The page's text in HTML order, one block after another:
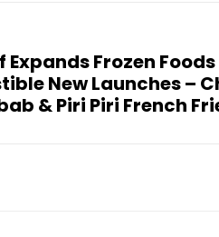
Expands Frozen
New Launches –
& Piri Piri French